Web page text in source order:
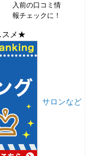
入前の口コミ情
報チェックに！
スメ★
サロンなど